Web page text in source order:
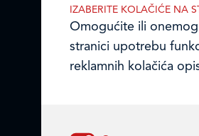
10000 Zagreb, Hrvatska
TEL: +385 (0)1 2385 555
IZABERITE KOLAČIĆE NA
Omogućite ili
stranici upotrebu
reklamnih kolačića